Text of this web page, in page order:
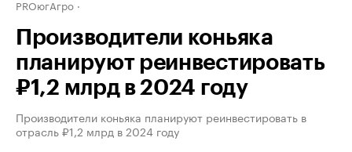
PROюгАгро
Производители коньяка
планируют реинвестировать
₽1,2 млрд в 2024 году
Производители коньяка планируют реинвестировать в
отрасль ₽1,2 млрд в 2024 году